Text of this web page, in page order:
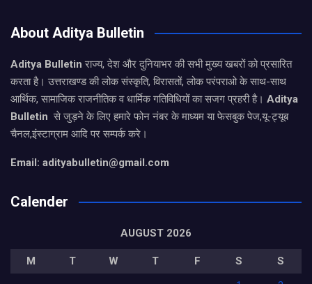
About Aditya Bulletin
Aditya Bulletinराज्य, देश और दुनियाभर की सभी मुख्य खबरों को प्रसारित
करता है। उत्तराखण्ड की लोक संस्कृति, विरासतों, लोक परंपराओ के साथ-साथ
आर्थिक, सामाजिक राजनीतिक व धार्मिक गतिविधियों का सजग प्रहरी है। Aditya
Bulletin से जुड़ने के लिए हमारे फोन नंबर के माध्यम या फेसबुक पेज,यू-ट्यूब
चैनल,इंस्टाग्राम आदि पर सम्पर्क करे।
Email: adityabulletin@gmail.com
Calender
AUGUST 2026
M T W T F S
S